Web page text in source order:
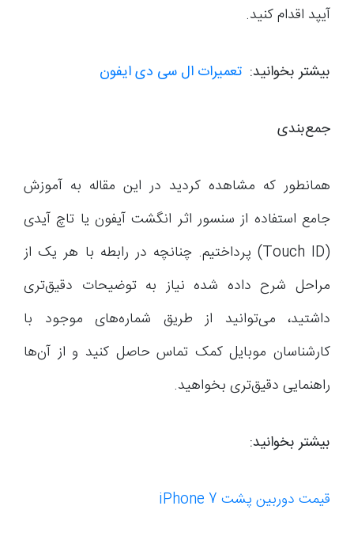
آیپد اقدام کنید.
بیشتر بخوانید: تعمیرات ال سی دی ایفون
جمع‌بندی
همانطور که مشاهده کردید در این مقاله به آموزش
جامع استفاده از سنسور اثر انگشت آیفون یا تاچ آیدی
(Touch ID) پرداختیم. چنانچه در رابطه با هر یک از
مراحل شرح داده شده نیاز به توضیحات دقیق‌تری
داشتید، می‌توانید از طریق شماره‌های موجود با
کارشناسان موبایل کمک تماس حاصل کنید و از آن‌ها
راهنمایی دقیق‌تری بخواهید.
بیشتر بخوانید:
قیمت دوربین پشت iPhone 7